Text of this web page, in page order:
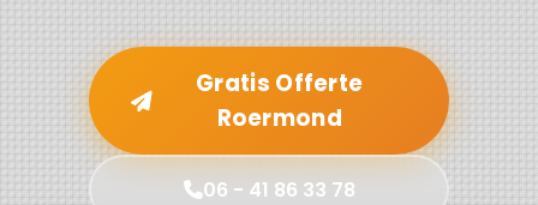
Gratis Offerte
Roermond
06 - 41 86 33 78